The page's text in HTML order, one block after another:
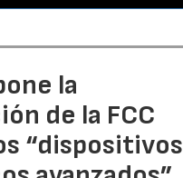
la
de la FCC
“dispositivos